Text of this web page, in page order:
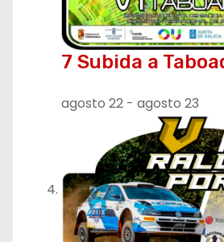
7 Subida a
agosto 22 - agosto 23